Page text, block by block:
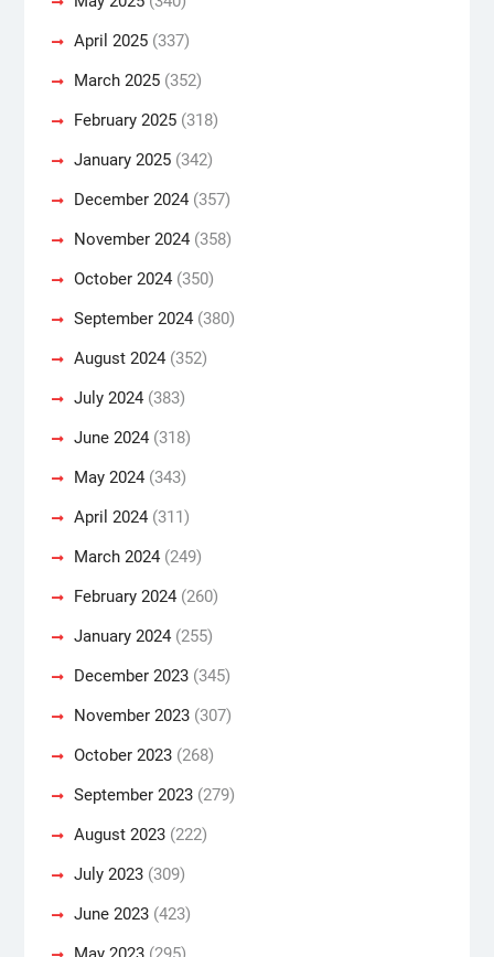
April 2025(337)
March 2025(352)
February 2025(318)
January 2025(342)
December 2024(357)
November 2024(358)
October 2024(350)
September 2024(380)
August 2024(352)
July 2024(383)
June 2024(318)
May 2024(343)
April 2024(311)
March 2024(249)
February 2024(260)
January 2024(255)
December 2023(345)
November 2023(307)
October 2023(268)
September 2023(279)
August 2023(222)
July 2023(309)
June 2023(423)